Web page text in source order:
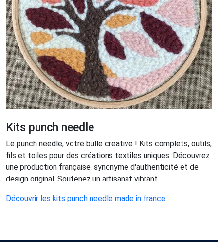
Kits punch needle
Le punch needle, votre bulle créative ! Kits complets, outils,
fils et toiles pour des créations textiles uniques. Découvrez
une production française, synonyme d'authenticité et de
design original. Soutenez un artisanat vibrant.
Découvrir les kits punch needle made in france